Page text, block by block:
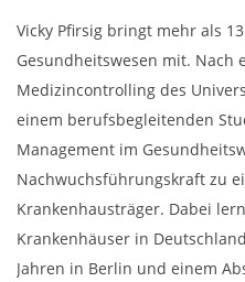
Vicky Pfirsig bringt mehr als
Gesundheitswesen mit. Nach
Medizincontrolling des
einem berufsbegleitenden
Management im
Nachwuchsführungskraft zu
Krankenhausträger. Dabei
Krankenhäuser in
Jahren in Berlin und einem